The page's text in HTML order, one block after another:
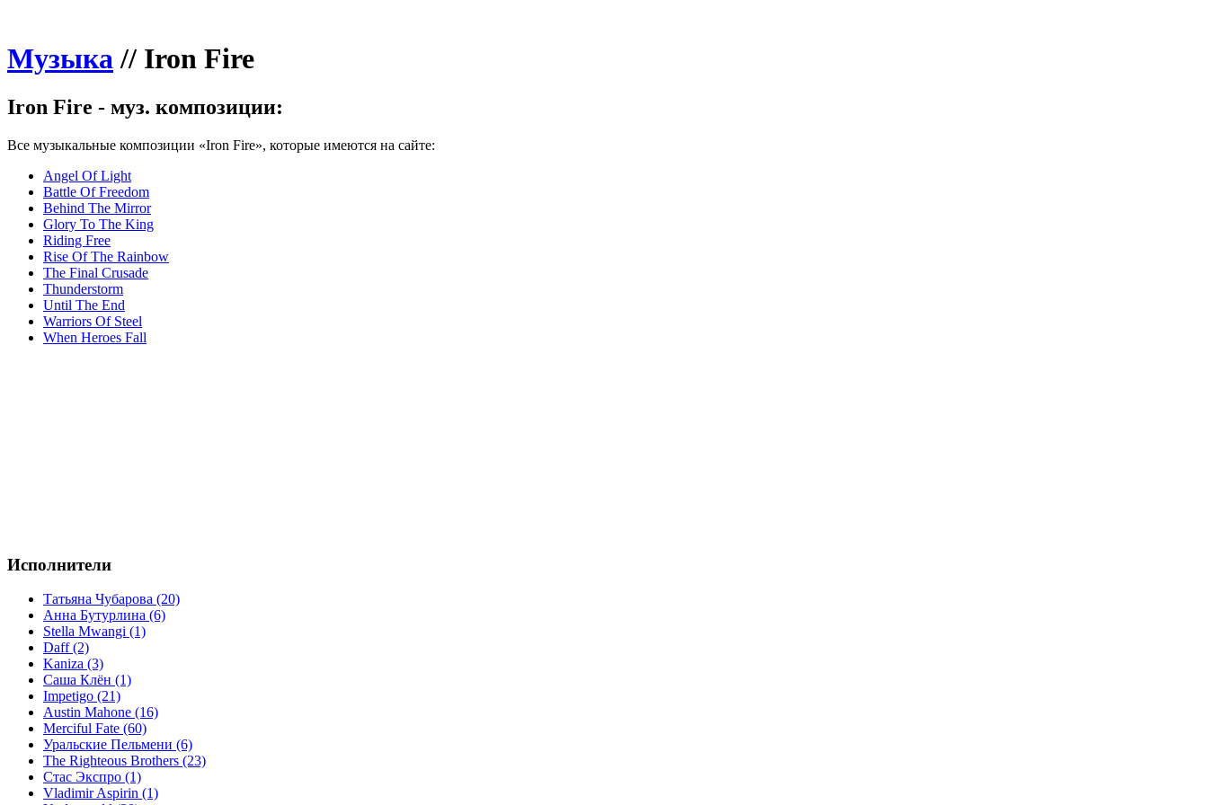
Музыка// Iron Fire
Iron Fire - муз. композиции:
Все музыкальные композиции «Iron Fire», которые имеются на сайте:
Angel Of Light
Battle Of Freedom
Behind The Mirror
Glory To The King
Riding Free
Rise Of The Rainbow
The Final Crusade
Thunderstorm
Until The End
Warriors Of Steel
When Heroes Fall
Исполнители
Татьяна Чубарова (20)
Анна Бутурлина (6)
Stella Mwangi (1)
Daff (2)
Kaniza (3)
Саша Клён (1)
Impetigo (21)
Austin Mahone (16)
Merciful Fate (60)
Уральские Пельмени (6)
The Righteous Brothers (23)
Стас Экспро (1)
Vladimir Aspirin (1)